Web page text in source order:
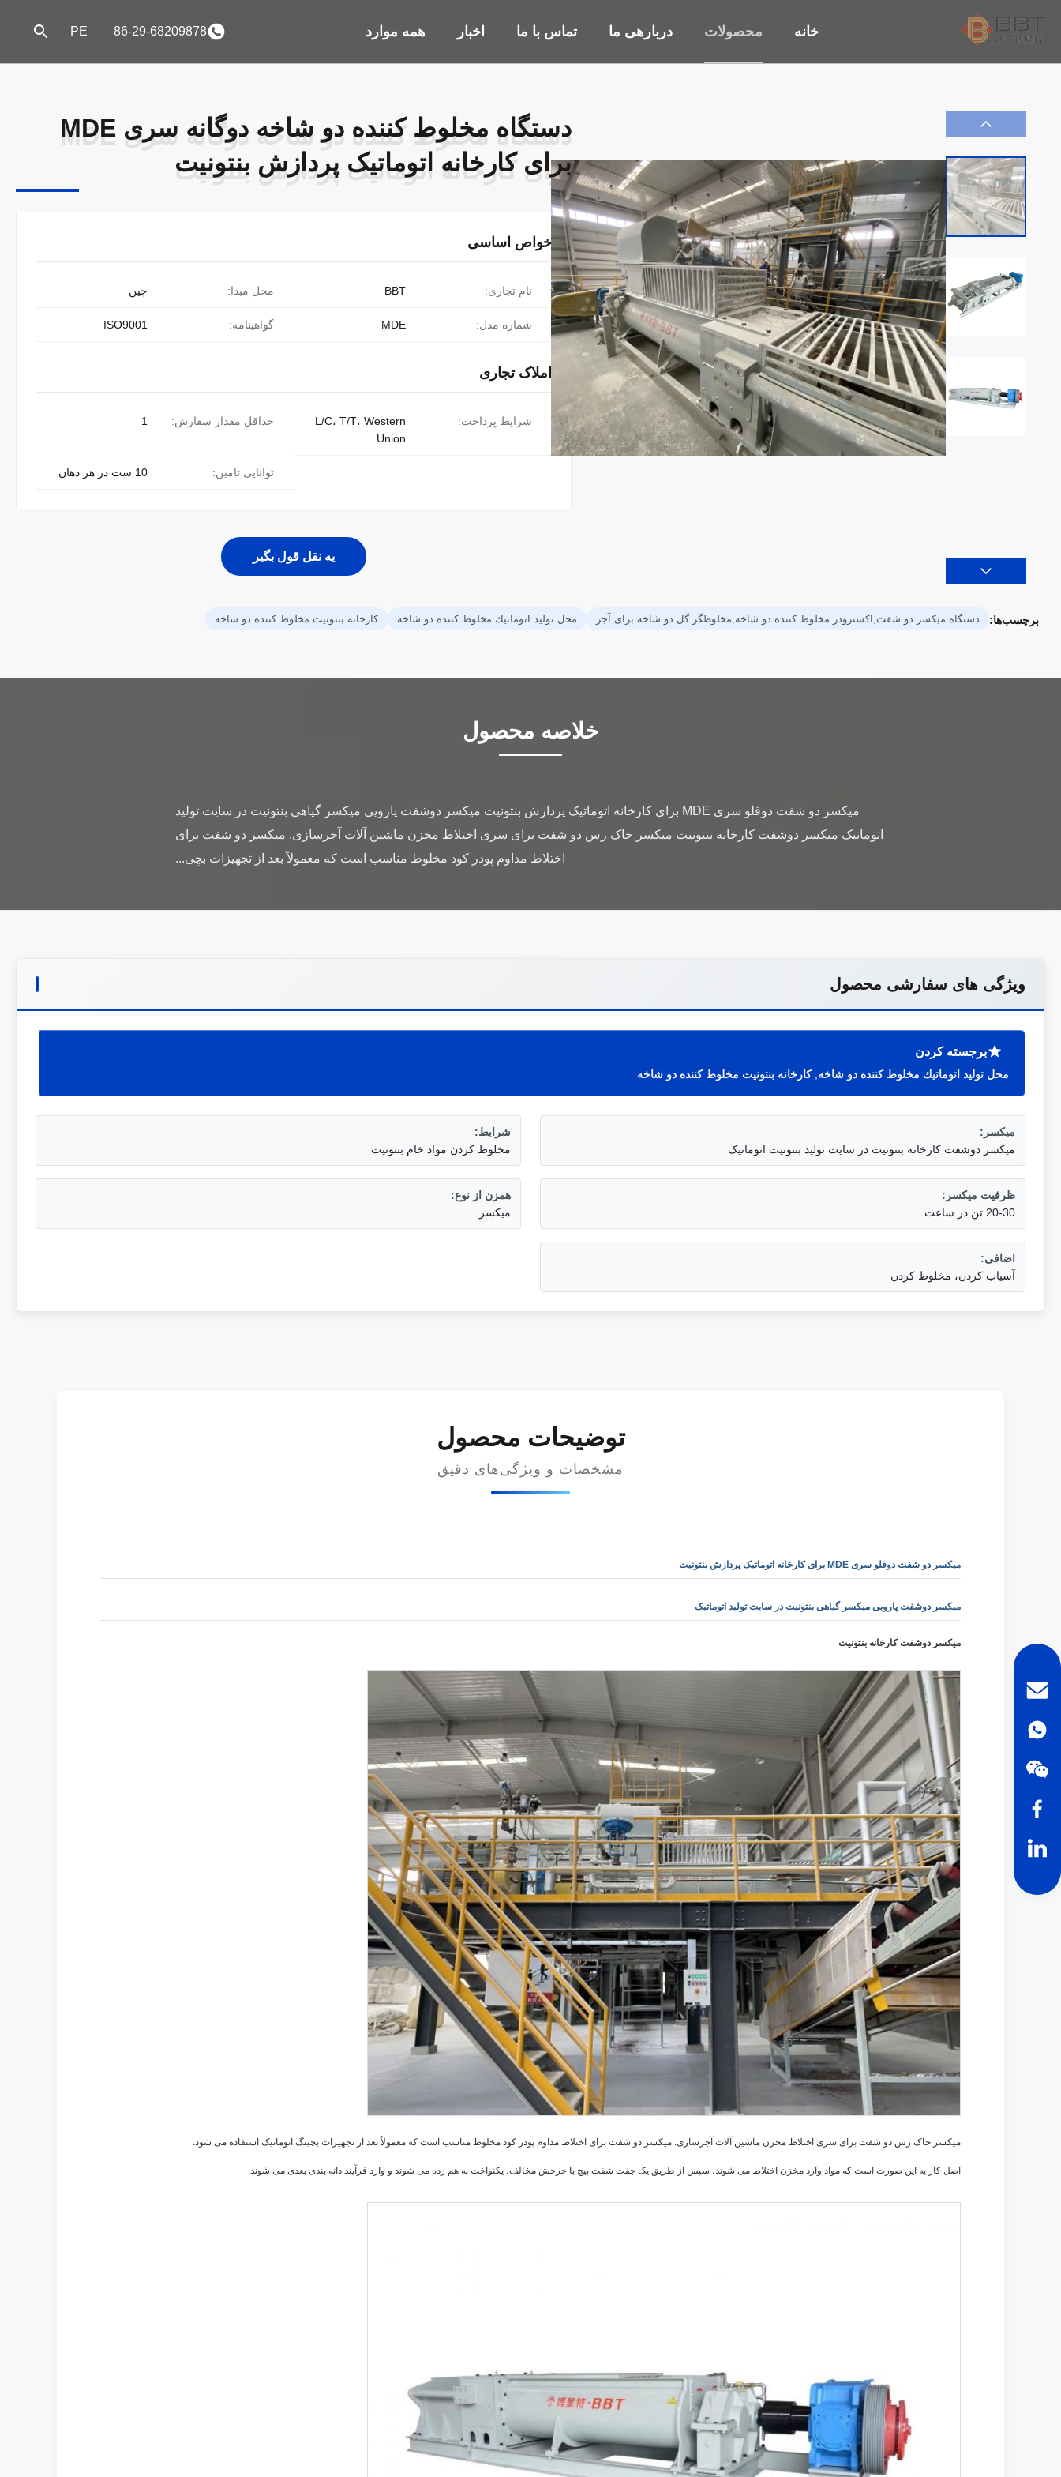
خانه محصولات دربارهی ما تماس با ما اخبار همه موارد 86-29-68209878
PE
دستگاه مخلوط کننده دو شاخه دوگانه سری MDE
برای کارخانه اتوماتیک پردازش بنتونیت
دستگاه مخلوط کننده دو شاخه دوگانه سری MDE
برای کارخانه اتوماتیک پردازش بنتونیت
خواص اساسی
محل مبدا: چین نام تجاری: BBT
گواهینامه: ISO9001 شماره مدل: MDE
املاک تجاری
حداقل مقدار سفارش: 1 شرایط پرداخت:
L/C، T/T، Western
Union
توانایی تامین: 10 ست در هر دهان
يه نقل قول بگير
برچسب‌ها: دستگاه میکسر دو شفت,اکسترودر مخلوط کننده دو شاخه,مخلوطگر گل دو شاخه برای آجر محل توليد اتوماتيك مخلوط كننده دو شاخه کارخانه بنتونيت مخلوط كننده دو شاخه
خلاصه محصول
میکسر دو شفت دوقلو سری MDE برای کارخانه اتوماتیک پردازش بنتونیت میکسر دوشفت پارویی میکسر گیاهی بنتونیت در سایت تولید
اتوماتیک میکسر دوشفت کارخانه بنتونیت میکسر خاک رس دو شفت برای سری اختلاط مخزن ماشین آلات آجرسازی. میکسر دو شفت برای
اختلاط مداوم پودر کود مخلوط مناسب است که معمولاً بعد از تجهیزات بچی...
ویژگی های سفارشی محصول
برجسته کردن
محل توليد اتوماتيك مخلوط كننده دو شاخه ,کارخانه بنتونيت مخلوط كننده دو شاخه
میکسر:
میکسر دوشفت کارخانه بنتونیت در سایت تولید بنتونیت اتوماتیک
شرایط:
مخلوط کردن مواد خام بنتونیت
ظرفیت میکسر:
20-30 تن در ساعت
همزن از نوع:
میکسر
اضافی:
آسیاب کردن، مخلوط کردن
توضیحات محصول
مشخصات و ویژگی‌های دقیق
میکسر دو شفت دوقلو سری MDE برای کارخانه اتوماتیک پردازش بنتونیت
میکسر دوشفت پارویی میکسر گیاهی بنتونیت در سایت تولید اتوماتیک
میکسر دوشفت کارخانه بنتونیت
میکسر خاک رس دو شفت برای سری اختلاط مخزن ماشین آلات آجرسازی. میکسر دو شفت برای اختلاط مداوم پودر کود مخلوط مناسب است که معمولاً بعد از تجهیزات بچینگ اتوماتیک استفاده می شود.
اصل کار به این صورت است که مواد وارد مخزن اختلاط می شوند، سپس از طریق یک جفت شفت پیچ با چرخش مخالف، یکنواخت به هم زده می شوند و وارد فرآیند دانه بندی بعدی می شوند.